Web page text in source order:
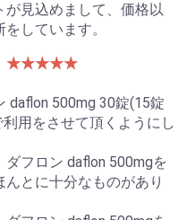
見込めまして、価格以
しています。
★★★★★
daflon 500mg 30錠(15錠
用をさせて頂くようにし
フロン daflon 500mgを
とに十分なものがあり